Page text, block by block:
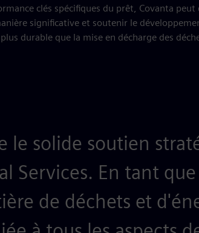
clés spécifiques du prêt, Covanta
significative et soutenir le
durable que la mise en décharge des
le solide soutien
Services. En tant
de déchets et